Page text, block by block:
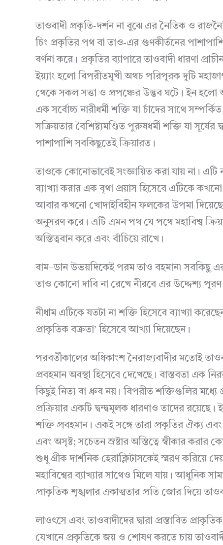
তাওবাদী প্রকৃতি-দর্শন না বুঝে এর নৈতিক ও
চিং প্রকৃতির পথ বা তাও-এর গুণকীর্তনের
বর্ণনা করে। প্রকৃতির ব্যাপারে তাওবাদী ধারণা
ইয়্যাং হলো বিপরীতমুখী অথচ পরিপূরক দুটি
থেকে সকল সত্তা ও প্রপঞ্চের উদ্ভব ঘটে। ইন হলো
এক সর্বোচ্চ নারীধর্মী শক্তি যা চাঁদের সাথে
সক্রিয়তার বৈশিষ্ট্যমণ্ডিত পুরুষধর্মী শক্তি যা
পাশাপাশি সবকিছুতেই ক্রিয়ারত।
তাওকে কোনোভাবেই সংজ্ঞায়িত করা যায় না। এটি
ব্যাখ্যা করার এক বৃথা প্রয়াস হিসেবে এটিকে
আবার কখনো খোদাইবিহীন ফলকের উপমা
অনুসরণ করে। এটি এমন পথ যে পথে মহাবিশ্ব
অস্তিত্ববান করে এবং বাঁচিয়ে রাখে।
বাম–ডান উভয়দিকেই পরম তাও বহমান৷ সবকিছু
তাও কোনো দাবি না রেখে নীরবে এর উদ্দেশ্য
নীধাম এটিকে যতটা না শক্তি হিসেবে ব্যাখ্যা
প্রাকৃতিক বক্রতা’ হিসেবে আখ্যা দিয়েছেন।
পরবর্তীকালের অধিকাংশ নৈরাজ্যবাদীর মতোই
প্রবহমান অবস্থা হিসেবে দেখেছে। বাস্তবতা এক
কিছুই নিত্য বা ধ্রুব নয়। বিপরীত শক্তিগুলির মধ্যে
প্রক্রিয়ার একটি দ্বন্দ্বমূলক ধারণাও তাদের
শক্তি প্রবহমান। একই সঙ্গে তারা প্রকৃতির ঐক্য
এবং অসৃষ্ট; সচেতন স্রষ্টার অস্তিত্বে স্বীকার
শুধু গ্রীক দার্শনিক হেরাক্লিটাসকেই স্মরণ করিয়ে
মহাবিশ্বের ব্যাখ্যার সাথেও মিলে যায়। আধুনিক
প্রাকৃতিক শৃঙ্খলার একাত্মতার প্রতি জোর দিয়ে
লাওৎসে এবং তাওবাদীদের দ্বারা প্রস্তাবিত
যেখানে প্রকৃতিকে জয় ও শোষণ করতে চায়